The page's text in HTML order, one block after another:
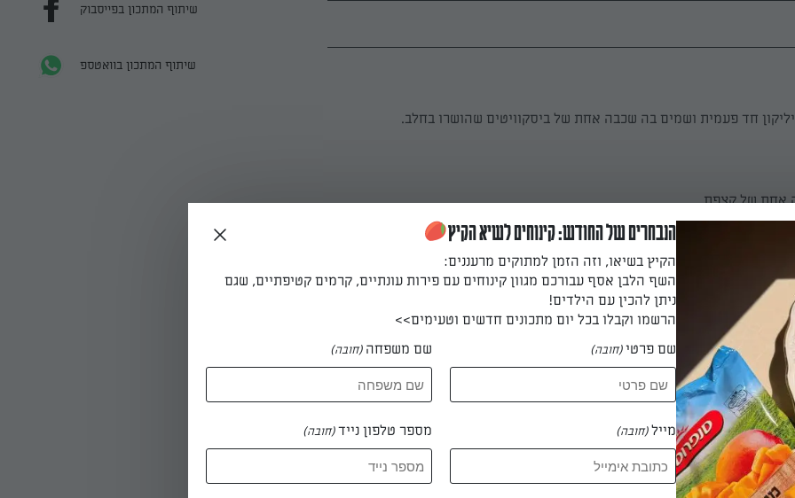
חד פעמית ושמים בה שכבה אחת של ביסקוויטים שהושרו בחלב.
אחת של קצפת.
נוספת של ביסקוויטים, קצפת וביסקוויטים.
ומקפיאים למס שעות.
היא באמת אחד המטעמים המיוחדים ביותר בעולם הקינוחים. לא דורשת אפייה או
יוצאת מושלמת בכל מצב. מתאימה להכנה עם הילדים, לקינוח ארוחה קיצית קלילה
אם חשקה נפשכם במתכון מהיר וקל להכנה של עוגת ביסקוויטים, יש לכם מזל.
שיתוף המתכון בפייסבוק
שיתוף המתכון בוואטספ
הנבחרים של החודש: קינוחים לשיא הקיץ
הקיץ בשיאו, וזה הזמן למתוקים מרעננים:
השף הלבן אסף עבורכם מגוון קינוחים עם פירות עונתיים, קרמים קטיפתיים, שגם
ניתן להכין עם הילדים!
הרשמו וקבלו בכל יום מתכונים חדשים וטעימים>>
שם פרטי(חובה) שם משפחה (חובה)
מייל(חובה) מספר טלפון נייד(חובה)